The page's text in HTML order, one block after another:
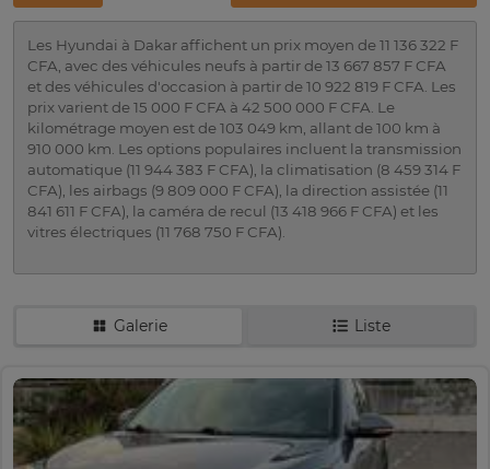
Les Hyundai à Dakar affichent un prix moyen de 11 136 322 F
CFA, avec des véhicules neufs à partir de 13 667 857 F CFA
et des véhicules d'occasion à partir de 10 922 819 F CFA. Les
prix varient de 15 000 F CFA à 42 500 000 F CFA. Le
kilométrage moyen est de 103 049 km, allant de 100 km à
910 000 km. Les options populaires incluent la transmission
automatique (11 944 383 F CFA), la climatisation (8 459 314 F
CFA), les airbags (9 809 000 F CFA), la direction assistée (11
841 611 F CFA), la caméra de recul (13 418 966 F CFA) et les
vitres électriques (11 768 750 F CFA).
Galerie Liste